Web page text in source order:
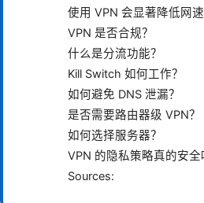
使用 VPN 会显著降低网速
VPN 是否合规？
什么是分流功能？
Kill Switch 如何工作？
如何避免 DNS 泄漏？
是否需要路由器级 VPN？
如何选择服务器？
VPN 的隐私策略真的安全
Sources: